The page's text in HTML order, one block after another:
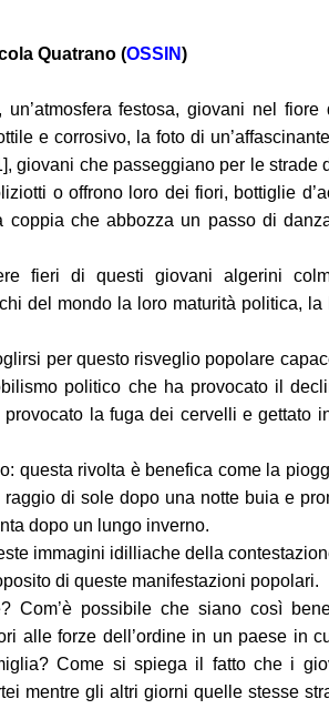
Quatrano (OSSIN)
un’atmosfera festosa, giovani nel
e corrosivo, la foto di
giovani che passeggiano per le strade
o offrono loro dei fiori, bottiglie
coppia che abbozza un passo di
fieri di questi giovani algerini
del mondo la loro maturità politica, la
per questo risveglio popolare
politico che ha provocato il
provocato la fuga dei cervelli e gettato
questa rivolta è benefica come la
di sole dopo una notte buia e
dopo un lungo inverno.
immagini idilliache della
di queste manifestazioni popolari.
Com’è possibile che siano così
alle forze dell’ordine in un paese in
Come si spiega il fatto che i
mentre gli altri giorni quelle stesse